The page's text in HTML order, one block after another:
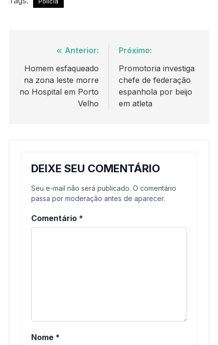
Navegação
de
Post
Anterior:
Homem esfaqueado
na zona leste morre
no Hospital em Porto
Velho
Próximo:
Promotoria investiga
chefe de federação
espanhola por beijo
em atleta
DEIXE SEU COMENTÁRIO
Seu e-mail não será publicado. O comentário
passa por moderação antes de aparecer.
Comentário *
Nome *